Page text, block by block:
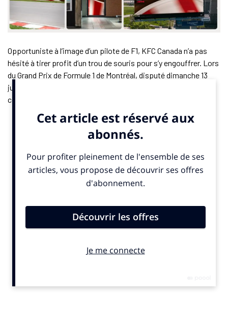
Opportuniste à l’image d’un pilote de F1, KFC Canada n’a pas
hésité à tirer profit d’un trou de souris pour s’y engouffrer. Lors
du Grand Prix de Formule 1 de Montréal, disputé dimanche 13
juin 2025 au Canada, la marque de restauration rapide a
comparé les fameux damiers rouges et blancs peints sur les
bordures des virages des circuits autos avec ses
bols de poulets frits… également rouges et blancs. Un clin d’œil
Orchestrée par la jeune agence locale et indépendante Courage,
la campagne rassemble plusieurs visuels jouant avec ces
codes couleurs. Ils se sont affichés sur les panneaux
circuit Jacques-Villeneuve. Les publicités détournent aussi le
slogan international de KFC ““Finger Linkin’ Fast
Rapide à s’en lécher les doigts” (sic) pour PFK, c’est à-dire